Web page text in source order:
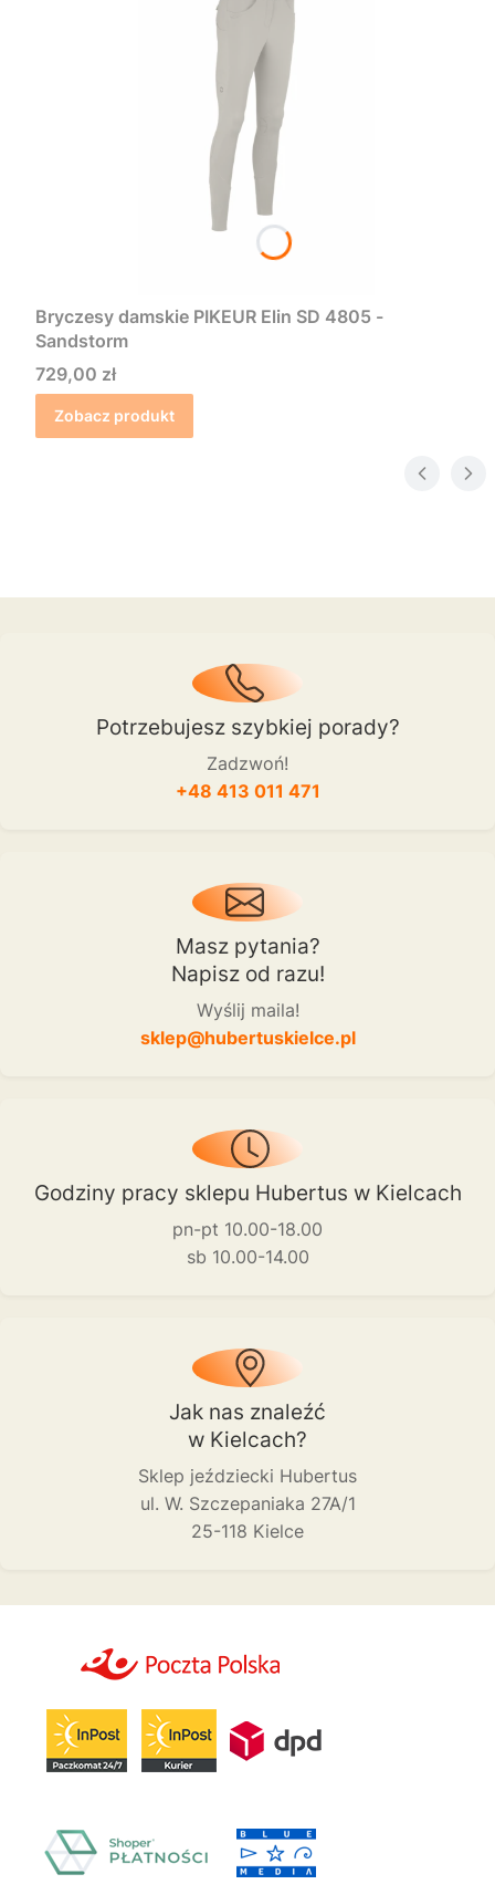
Bryczesy damskie PIKEUR Elin SD 4805 -
Sandstorm
Cena
729,00 zł
Zobacz produkt
Potrzebujesz szybkiej porady?
Zadzwoń!
+48 413 011 471
Masz pytania?
Napisz od razu!
Wyślij maila!
sklep@hubertuskielce.pl
Godziny pracy sklepu Hubertus w Kielcach
pn-pt 10.00-18.00
sb 10.00-14.00
Jak nas znaleźć
w Kielcach?
Sklep jeździecki Hubertus
ul. W. Szczepaniaka 27A/1
25-118 Kielce